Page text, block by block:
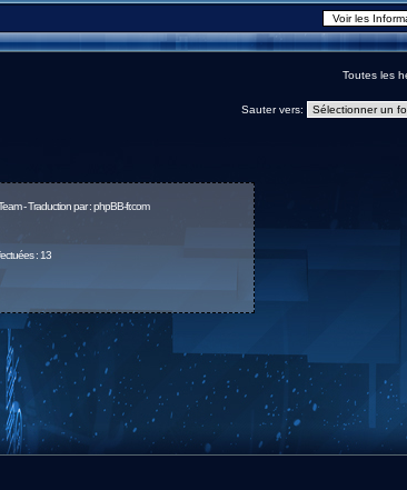
Toutes les
Sauter vers:
- Traduction par :phpBB-fr.com
: 13